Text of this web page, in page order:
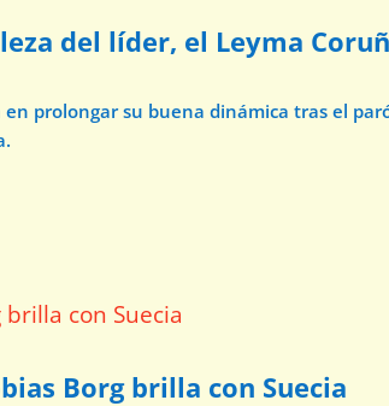
del líder, el Leyma
prolongar su buena dinámica tras el
Borg brilla con Suecia